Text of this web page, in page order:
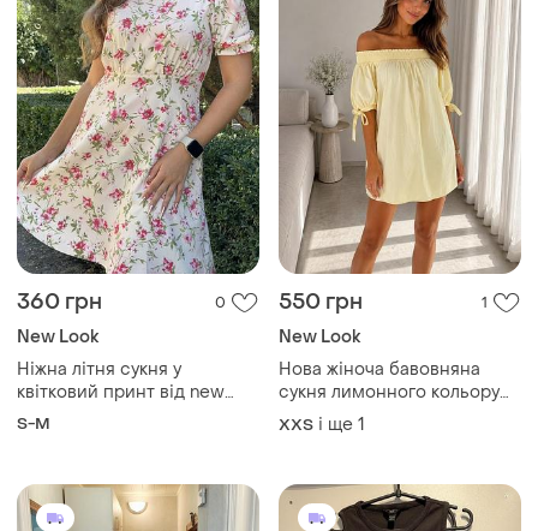
360 грн 0
New Look
Ніжна літня сукня у
квітковий принт від new
look 🌸
S-M
550 грн 1
New Look
Нова жіноча бавовняна
сукня лимонного кольору
new look
XХS і ще 1